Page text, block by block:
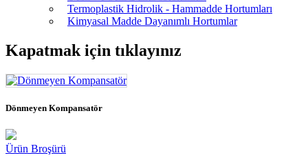
Termoplastik Hidrolik - Hammadde Hortumları
Kimyasal Madde Dayanımlı Hortumlar
Kapatmak için tıklayınız
Dönmeyen Kompansatör
Ürün Broşürü